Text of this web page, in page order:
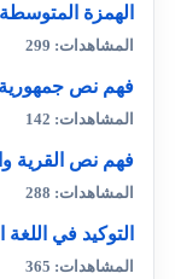
الهمزة
المشاهدات: 299
فهم نص جمهورية
المشاهدات: 142
فهم نص القرية
المشاهدات: 288
التوكيد في اللغة
المشاهدات: 365